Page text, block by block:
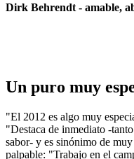
Dirk Behrendt - amable,
Un puro muy
"El 2012 es algo muy
"Destaca de inmediato -
sabor- y es sinónimo de
palpable: "Trabajo en el